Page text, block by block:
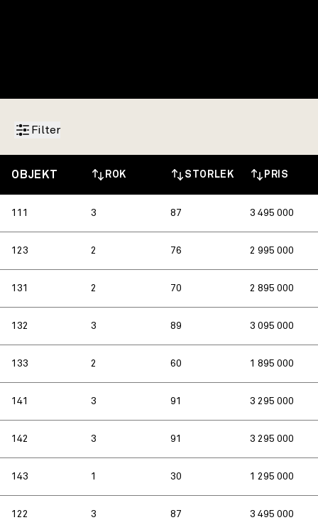
Filter
OBJEKT ROK STO RLE K PRIS
111 3 87 3 495 000
123 2 76 2 995 000
131 2 70 2 895 000
132 3 89 3 095 000
133 2 60 1 895 000
141 3 91 3 295 000
142 3 91 3 295 000
143 1 30 1 295 000
122 3 87 3 495 000